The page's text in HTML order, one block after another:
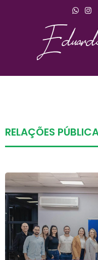
RELAÇÕES